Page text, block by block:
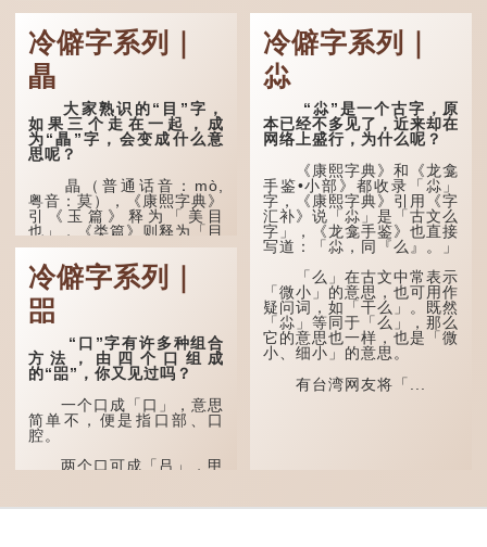
冷僻字系列｜
瞐
大家熟识的“目”字，
如果三个走在一起，成
为“瞐”字，会变成什么意
思呢？
瞐（普通话音：mò,
粤音：莫），《康熙字典》
引《玉篇》释为「美目
也」，《类篇》则释为「目
深也」，即美丽的眼睛、目
光深邃的意思。
多年前，苹果手机推出
iPhone12时，曾宣传它的
镜头有专业的计算摄影功
能，便用上「瞐」这个字，
表达iPhone12有由8位提
升至10位HDR视频拍摄功
能，能自动进...
冷僻字系列｜
㗊
“口”字有许多种组合
方法，由四个口组成
的“㗊”，你又见过吗？
一个口成「口」，意思
简单不，便是指口部、口
腔。
两个口可成「吕」，甲
线把脊椎段串联起来。现代
冷僻字系列｜
尛
“尛”是一个古字，原
本已经不多见了，近来却在
网络上盛行，为什么呢？
《康熙字典》和《龙龛
手鉴•小部》都收录「尛」
字，《康熙字典》引用《字
汇补》说「尛」是「古文么
字」，《龙龛手鉴》也直接
写道：「尛，同『么』。」
「么」在古文中常表示
「微小」的意思，也可用作
疑问词，如「干么」。既然
「尛」等同于「么」，那么
它的意思也一样，也是「微
小、细小」的意思。
有台湾网友将「...